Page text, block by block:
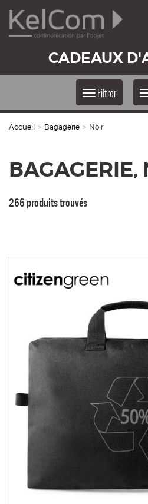
CADEAUX
Filtrer
Accueil > Bagagerie > Noir
BAGAGERIE,
266 produits trouvés